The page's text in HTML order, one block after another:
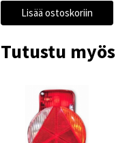
Lisää ostoskoriin
Tutustu myös